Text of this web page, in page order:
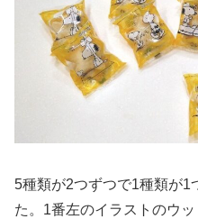
5種類が2つずつで1種類が1
た。1番左のイラストのウ